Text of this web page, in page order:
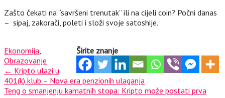
Zašto čekati na “savršeni trenutak” ili na cijeli coin? Počni danas
– sipaj, zakorači, poleti i složi svoje satoshije.
Širite znanje
Ekonomija
Obrazovanje
Post
navigation
← Kripto ulazi u
401(k) klub – Nova era penzionih ulaganja
Teng o smanjenju kamatnih stopa: Kripto može postati prva